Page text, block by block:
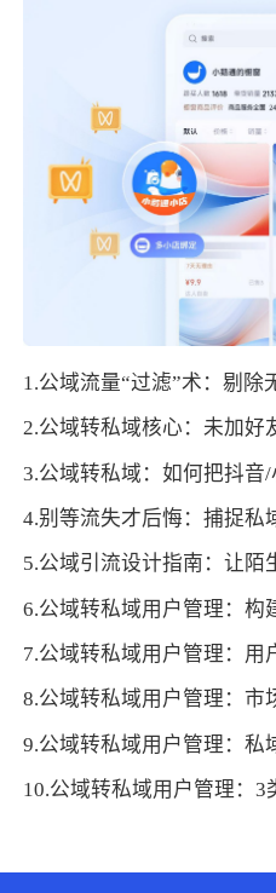
2.公域转私域核心：未加好
4.别等流失才后悔：捕捉私
5.公域引流设计指南：让陌